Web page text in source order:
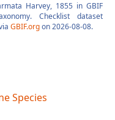
Harvey, 1855 in GBIF
Checklist dataset
GBIF.orgon 2026-08-08.
Species